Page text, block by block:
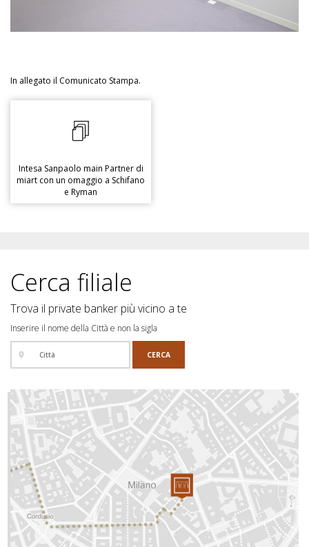
In allegato il Comunicato Stampa.
Intesa Sanpaolo main Partner di
miart con un omaggio a Schifano
e Ryman
Cerca filiale
Trova il private banker più vicino a te
Inserire il nome della Città e non la sigla